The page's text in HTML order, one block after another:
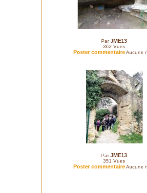
ParJME13
362 Vues
Poster commentaireAucune
ParJME13
351 Vues
Poster commentaireAucune